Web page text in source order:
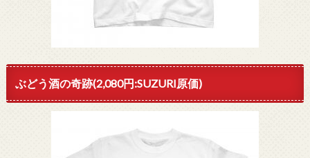
ぶどう酒の奇跡(2,080円:SUZURI原価)